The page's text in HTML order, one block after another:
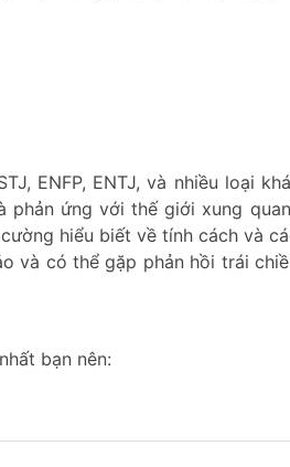
ENFP, ENTJ, và nhiều loại
ứng với thế giới xung
hiểu biết về tính cách và
và có thể gặp phản hồi trái
bạn nên: